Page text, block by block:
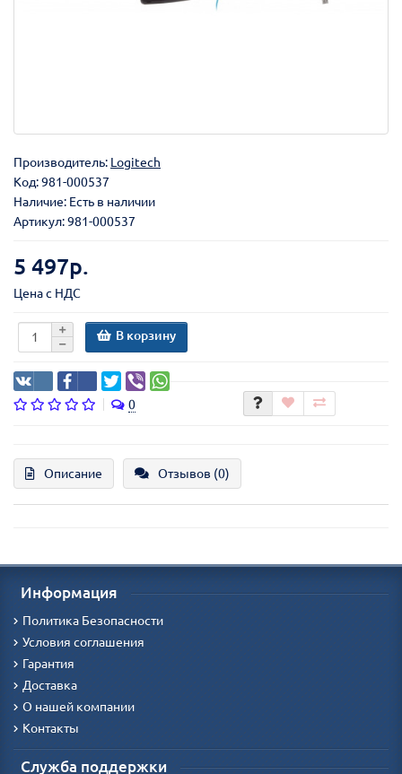
Производитель: Logitech
Код:981-000537
Наличие: Есть в наличии
Артикул: 981-000537
5 497р.
Цена с НДС
В корзину
0
Описание Отзывов (0)
Информация
Политика Безопасности
Условия соглашения
Гарантия
Доставка
О нашей компании
Контакты
Служба поддержки